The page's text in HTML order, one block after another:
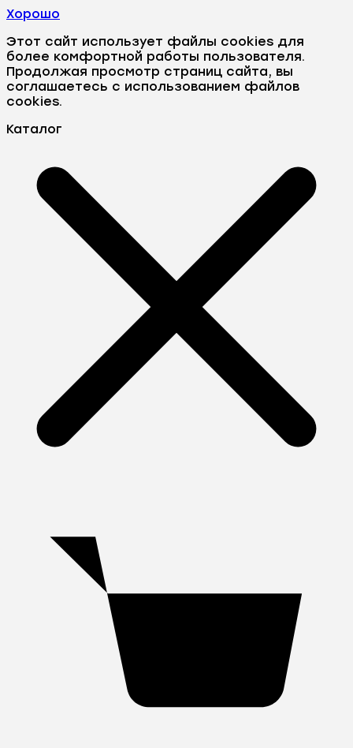
Хорошо
Этот сайт использует файлы cookies для
более комфортной работы пользователя.
Продолжая просмотр страниц сайта, вы
соглашаетесь с использованием файлов
cookies.
Каталог